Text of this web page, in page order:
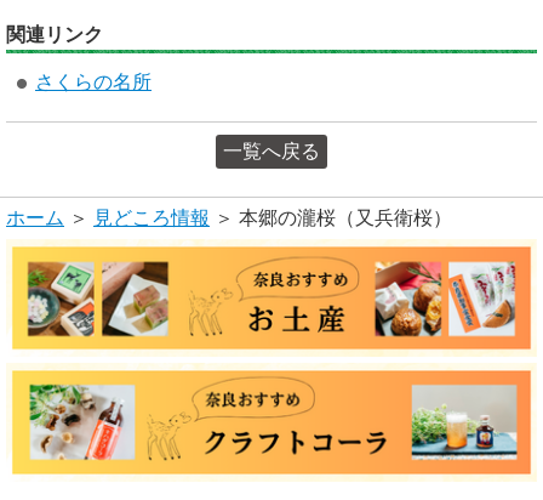
関連リンク
さくらの名所
一覧へ戻る
ホーム ＞ 見どころ情報 ＞ 本郷の瀧桜（又兵衛桜）